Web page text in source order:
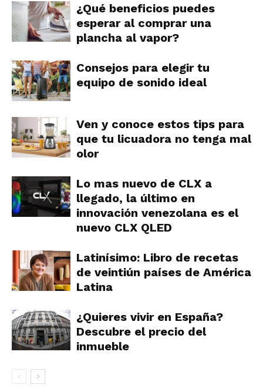
¿Qué beneficios puedes
esperar al comprar una
plancha al vapor?
Consejos para elegir tu
equipo de sonido ideal
Ven y conoce estos tips para
que tu licuadora no tenga mal
olor
Lo mas nuevo de CLX a
llegado, la último en
innovación venezolana es el
nuevo CLX QLED
Latinísimo: Libro de recetas
de veintiún países de América
Latina
¿Quieres vivir en España?
Descubre el precio del
inmueble